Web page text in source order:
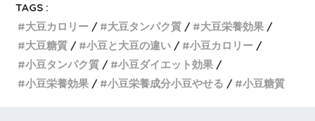
TAGS :
大豆カロリー
大豆タンパク質
大豆栄養効果
大豆糖質
小豆と大豆の違い
小豆カロリー
小豆タンパク質
小豆ダイエット効果
小豆栄養効果
小豆栄養成分小豆やせる 小豆糖質